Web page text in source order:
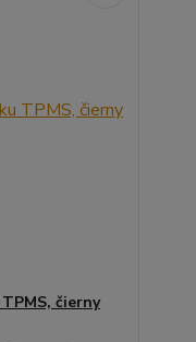
čierny